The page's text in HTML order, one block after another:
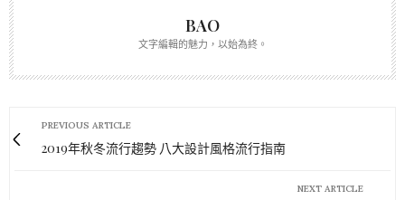
BAO
文字編輯的魅力，以始為終。
PREVIOUS ARTICLE
2019年秋冬流行趨勢 八大設計風格流行指南
NEXT ARTICLE